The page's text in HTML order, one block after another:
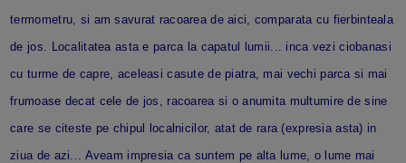
termometru, si am savurat racoarea de aici, comparata cu fierbinteala
de jos. Localitatea asta e parca la capatul lumii... inca vezi ciobanasi
cu turme de capre, aceleasi casute de piatra, mai vechi parca si mai
frumoase decat cele de jos, racoarea si o anumita multumire de sine
care se citeste pe chipul localnicilor, atat de rara (expresia asta) in
ziua de azi... Aveam impresia ca suntem pe alta lume, o lume mai